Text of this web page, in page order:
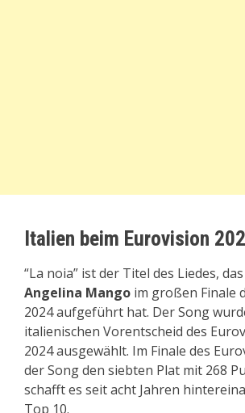
Italien beim Eurovision
“La noia” ist der Titel des Liedes,
Angelina Mango im großen Finale
2024 aufgeführt hat. Der Song
italienischen Vorentscheid des
2024 ausgewählt. Im Finale des
der Song den siebten Plat mit 268
schafft es seit acht Jahren
Top 10.